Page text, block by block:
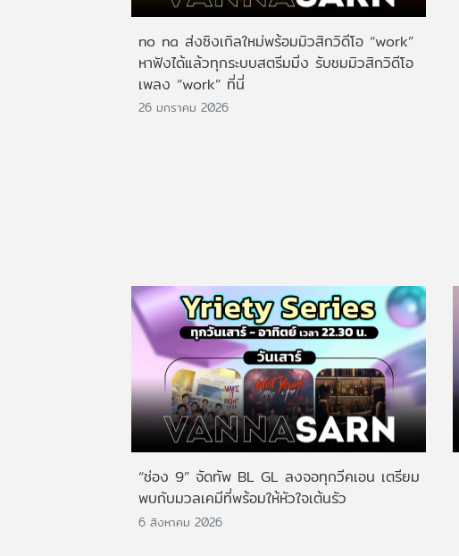
no na ส่งซิงเกิลใหม่พร้อมมิวสิกวิดีโอ “work”
หาฟังได้แล้วทุกระบบสตรีมมิ่ง รับชมมิวสิกวิดีโอ
เพลง “work” ที่นี่
26 มกราคม 2026
“ช่อง 9” จัดทัพ BL GL ลงจอทุกวีคเอน เตรียม
พบกับมวลเคมีที่พร้อมให้หัวใจเต้นรัว
6 สิงหาคม 2026